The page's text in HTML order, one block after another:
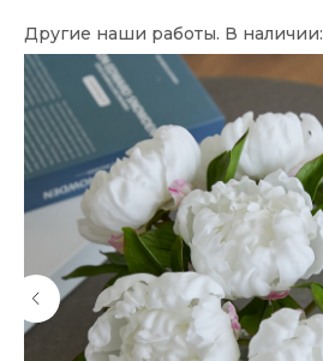
Другие наши работы. В наличии: